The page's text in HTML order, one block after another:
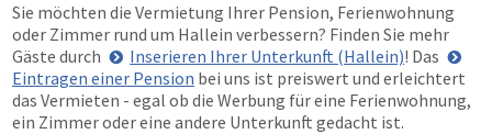
Sie möchten die Vermietung Ihrer Pension, Ferienwohnung
oder Zimmer rund um Hallein verbessern? Finden Sie mehr
Gäste durch
Inserieren Ihrer Unterkunft (Hallein)! Das
Eintragen einer Pension bei uns ist preiswert und erleichtert
das Vermieten - egal ob die Werbung für eine Ferienwohnung,
ein Zimmer oder eine andere Unterkunft gedacht ist.